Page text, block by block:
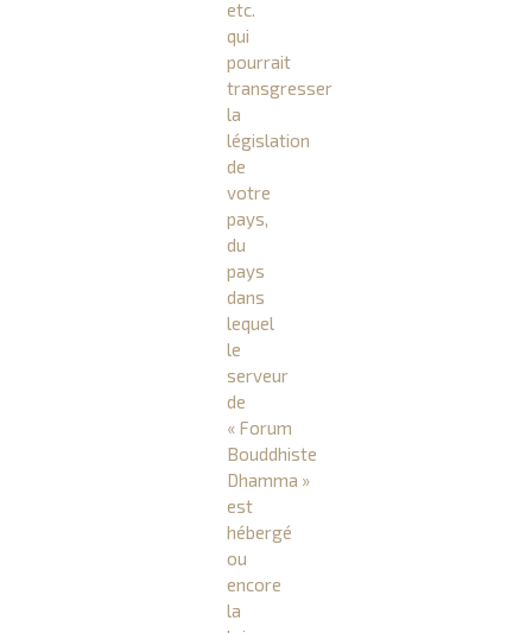
etc.
qui
pourrait
transgresser
la
législation
de
votre
pays,
du
pays
dans
lequel
le
serveur
de
« Forum
Bouddhiste
Dhamma »
est
hébergé
ou
encore
la